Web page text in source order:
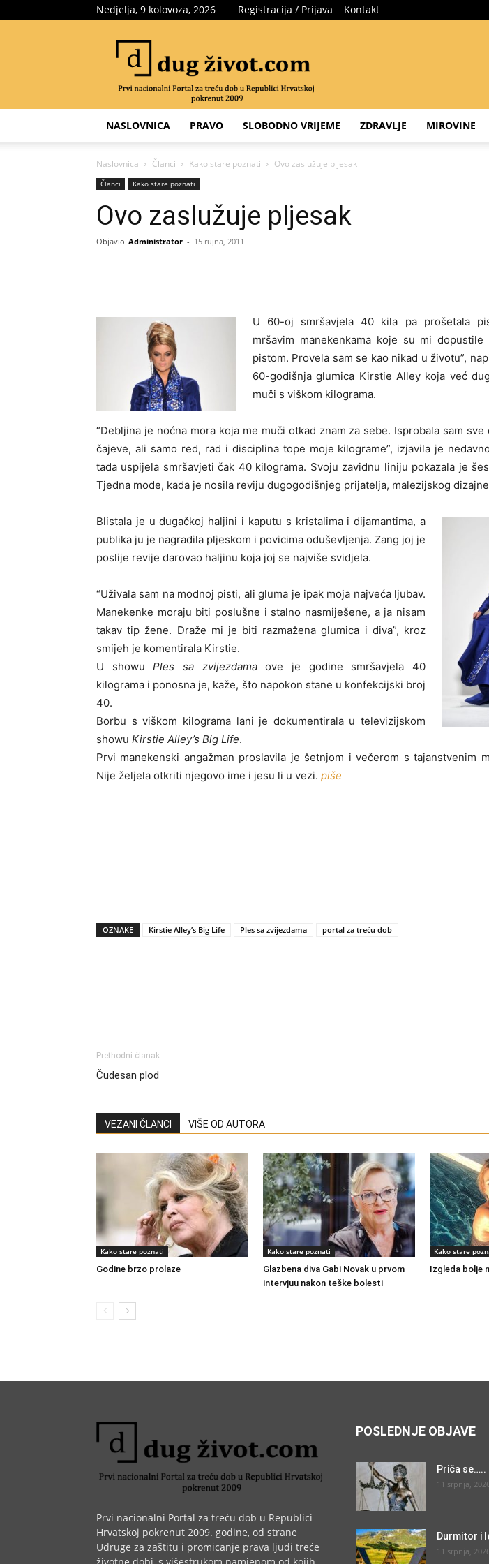
Nedjelja, 9 kolovoza, 2026 Registracija / Prijava Kontakt
za
treću
dob
NASLOVNICA PRAVO SLOBODNO VRIJEME ZDRAVLJE MIROVINE
Naslovnica Članci Kako stare poznati Ovo zaslužuje pljesak
Članci Kako stare poznati
Ovo zaslužuje pljesak
Objavio Administrator - 15 rujna, 2011
U 60-oj smršavjela 40 kila pa prošetala
mršavim manekenkama koje su mi dopustile
pistom. Provela sam se kao nikad u životu”,
60-godišnja glumica Kirstie Alley koja već
muči s viškom kilograma.
“Debljina je noćna mora koja me muči otkad znam za sebe. Isprobala sam
čajeve, ali samo red, rad i disciplina tope moje kilograme”, izjavila je
tada uspijela smršavjeti čak 40 kilograma. Svoju zavidnu liniju pokazala je
Tjedna mode, kada je nosila reviju dugogodišnjeg prijatelja, malezijskog
Blistala je u dugačkoj haljini i kaputu s kristalima i dijamantima, a
publika ju je nagradila pljeskom i povicima oduševljenja. Zang joj je
poslije revije darovao haljinu koja joj se najviše svidjela.
“Uživala sam na modnoj pisti, ali gluma je ipak moja najveća ljubav.
Manekenke moraju biti poslušne i stalno nasmiješene, a ja nisam
takav tip žene. Draže mi je biti razmažena glumica i diva”, kroz
smijeh je komentirala Kirstie.
U showuPles sa zvijezdamaove je godine smršavjela40
kilograma i ponosna je, kaže, što napokon stane u konfekcijski broj
40.
Borbu s viškom kilograma lani je dokumentirala u televizijskom
showu Kirstie Alley’s Big Life.
Prvi manekenski angažman proslavila je šetnjom i večerom s tajanstvenim
Nije željela otkriti njegovo ime i jesu li u vezi. piše
OZNAKE Kirstie Alley’s Big Life Ples sa zvijezdama portal za treću dob
Prethodni članak
Čudesan plod
VEZANI ČLANCI VIŠE OD AUTORA
Kako stare poznati
Godine brzo prolaze
Kako stare poznati
Glazbena diva Gabi Novak u prvom
intervjuu nakon teške bolesti
Kako stare
Izgleda bolje
Prvi nacionalni Portal za treću dob u Republici
Hrvatskoj pokrenut 2009. godine, od strane
Udruge za zaštitu i promicanje prava ljudi treće
POSLEDNJE OBJAVE
Priča se…..
11 srpnja,
Durmitor i
11 srpnja,